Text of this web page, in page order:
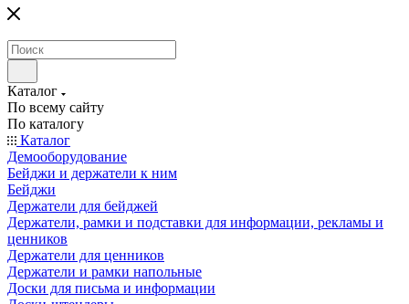
Каталог
По всему сайту
По каталогу
Каталог
Демооборудование
Бейджи и держатели к ним
Бейджи
Держатели для бейджей
Держатели, рамки и подставки для информации, рекламы и
ценников
Держатели для ценников
Держатели и рамки напольные
Доски для письма и информации